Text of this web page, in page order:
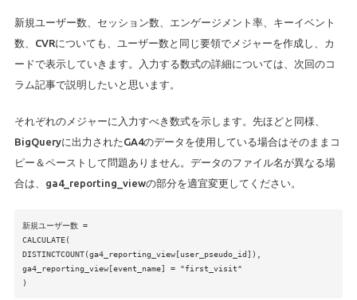
新規ユーザー数、セッション数、エンゲージメント率、キーイベント
数、CVRについても、ユーザー数と同じ要領でメジャーを作成し、カ
ードで表示していきます。入力する数式の詳細については、次回のコ
ラム記事で説明したいと思います。
それぞれのメジャーに入力すべき数式を示します。先ほどと同様、
BigQueryに出力されたGA4のデータを使用している場合はそのままコ
ピー＆ペーストして問題ありません。データのファイル名が異なる場
合は、ga4_reporting_viewの部分を適宜変更してください。
新規ユーザー数 =
CALCULATE(
DISTINCTCOUNT(ga4_reporting_view[user_pseudo_id]),
ga4_reporting_view[event_name] = "first_visit"
)